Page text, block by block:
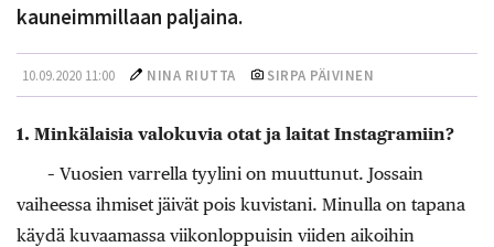
kauneimmillaan paljaina.
10.09.2020 11:00 NINA RIUTTA SIRPA PÄIVINEN
1. Minkälaisia valokuvia otat ja laitat Instagramiin?
– Vuosien varrella tyylini on muuttunut. Jossain
vaiheessa ihmiset jäivät pois kuvistani. Minulla on tapana
käydä kuvaamassa viikonloppuisin viiden aikoihin